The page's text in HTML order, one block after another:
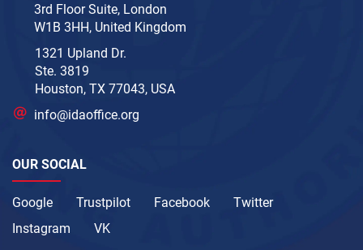
3rd Floor Suite, London
W1B 3HH, United Kingdom
1321 Upland Dr.
Ste. 3819
Houston, TX 77043, USA
info@idaoffice.org
OUR SOCIAL
Google Trustpilot Facebook
Twitter
Instagram
VK